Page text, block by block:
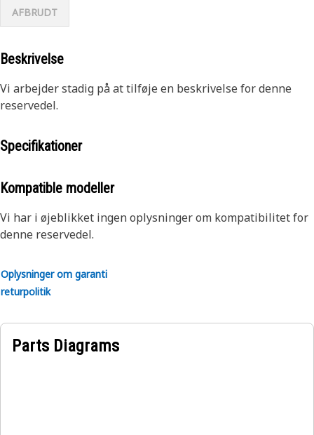
AFBRUDT
Beskrivelse
Vi arbejder stadig på at tilføje en beskrivelse for denne
reservedel.
Specifikationer
Kompatible modeller
Vi har i øjeblikket ingen oplysninger om kompatibilitet for
denne reservedel.
Oplysninger om garanti
returpolitik
Parts Diagrams